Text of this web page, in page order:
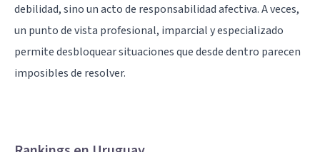
debilidad, sino un acto de responsabilidad afectiva. A veces,
un punto de vista profesional, imparcial y especializado
permite desbloquear situaciones que desde dentro parecen
imposibles de resolver.